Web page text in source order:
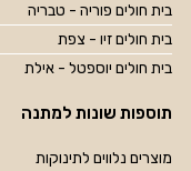
בית חולים פוריה - טבריה
בית חולים זיו - צפת
בית חולים יוספטל - אילת
תוספות שונות למתנה
מוצרים נלווים לתינוקות